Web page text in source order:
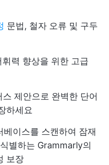
문법, 철자 오류 및 구두
력 향상을 위한 고급
제안으로 완벽한 단어
하세요
베이스를 스캔하여 잠재
별하는 Grammarly의
보장